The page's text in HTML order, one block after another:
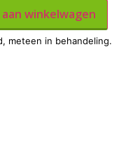
winkelwagen